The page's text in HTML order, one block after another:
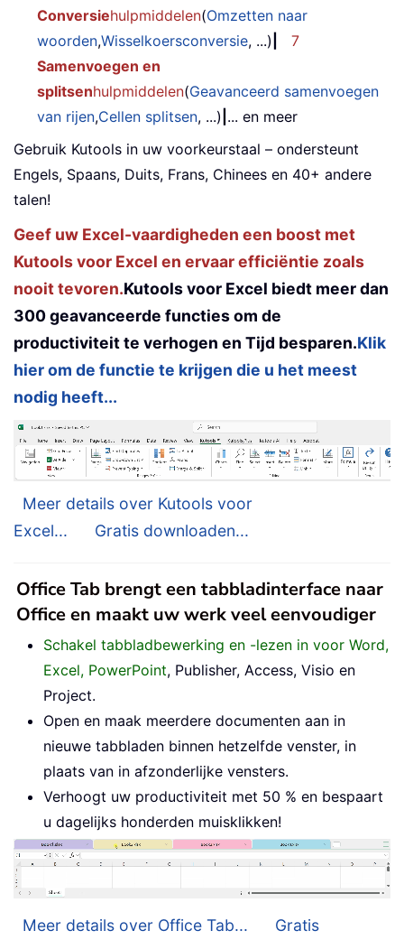
Conversiehulpmiddelen(Omzetten naar
woorden,Wisselkoersconversie, ...)
7
Samenvoegen en
splitsenhulpmiddelen(Geavanceerd samenvoegen
van rijen,Cellen splitsen, ...) ... en meer
Gebruik Kutools in uw voorkeurstaal – ondersteunt
Engels, Spaans, Duits, Frans, Chinees en 40+ andere
talen!
Geef uw Excel-vaardigheden een boost met
Kutools voor Excel en ervaar efficiëntie zoals
nooit tevoren.Kutools voor Excel biedt meer dan
300 geavanceerde functies om de
productiviteit te verhogen en Tijd besparen.Klik
hier om de functie te krijgen die u het meest
nodig heeft...
Meer details over Kutools voor
Excel...
Gratis downloaden...
Office Tab brengt een tabbladinterface naar
Office en maakt uw werk veel eenvoudiger
Schakel tabbladbewerking en -lezen in voor Word,
Excel, PowerPoint, Publisher, Access, Visio en
Project.
Open en maak meerdere documenten aan in
nieuwe tabbladen binnen hetzelfde venster, in
plaats van in afzonderlijke vensters.
Verhoogt uw productiviteit met 50 % en bespaart
u dagelijks honderden muisklikken!
Meer details over Office Tab...
Gratis